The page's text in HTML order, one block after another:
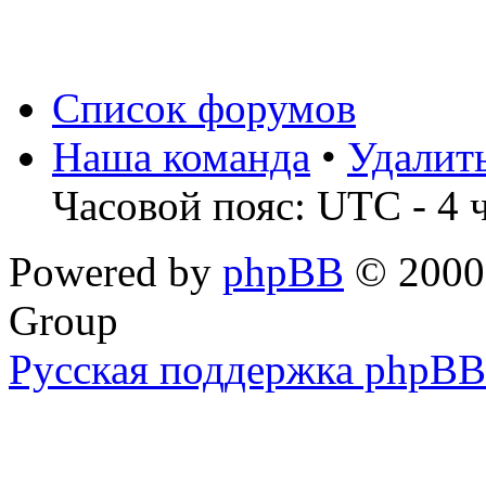
Список форумов
Наша команда •
Часовой пояс: UTC - 4
Powered by phpBB ©
Group
Русская поддержка phpBB